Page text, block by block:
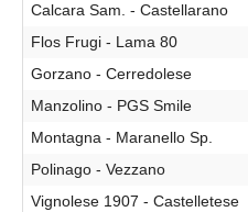
Calcara Sam. - Castellarano
Flos Frugi - Lama 80
Gorzano - Cerredolese
Manzolino - PGS Smile
Montagna - Maranello Sp.
Polinago - Vezzano
Vignolese 1907 - Castelletese